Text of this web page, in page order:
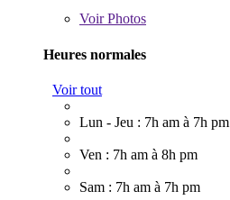
VoirPhotos
Heures normales
Voir tout
Lun - Jeu : 7h am à 7h pm
Ven : 7h am à 8h pm
Sam : 7h am à 7h pm